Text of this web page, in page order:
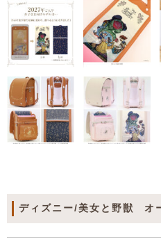
ディズニー/美女と野獣 オ